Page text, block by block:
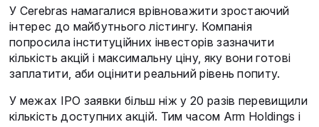
У Cerebras намагалися врівноважити зростаючий
інтерес до майбутнього лістингу. Компанія
попросила інституційних інвесторів зазначити
кількість акцій і максимальну ціну, яку вони готові
заплатити, аби оцінити реальний рівень попиту.
У межах IPO заявки більш ніж у 20 разів перевищили
кількість доступних акцій. Тим часом Arm Holdings і